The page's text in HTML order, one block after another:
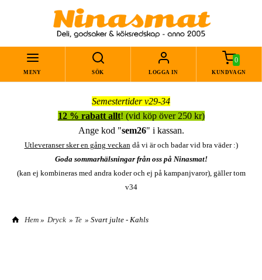
MENY SÖK LOGGA IN
0
KUNDVAGN
Semestertider v29-34
12 % rabatt allt! (vid köp över 250 kr)
Ange kod "sem26" i kassan.
Utleveranser sker en gång veckandå vi är och badar vid bra väder :)
Goda sommarhälsningar från oss på Ninasmat!
(kan ej kombineras med andra koder och ej på kampanjvaror), gäller tom
v34
Hem » Dryck » Te » Svart julte - Kahls